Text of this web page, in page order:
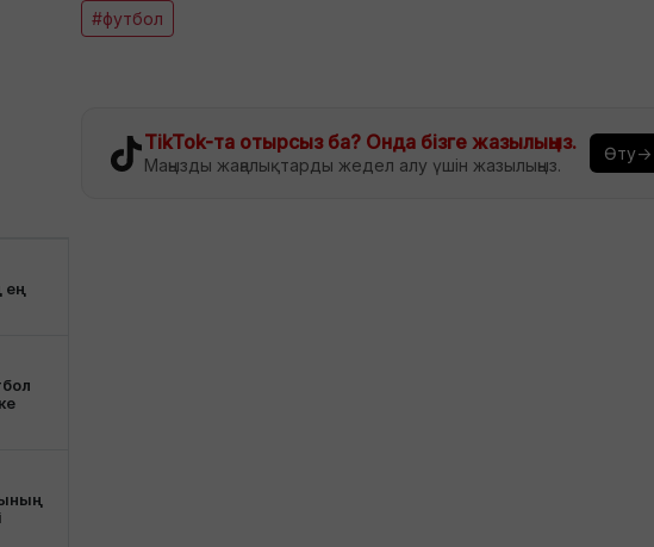
#футбол
TikTok-та отырсыз ба? Онда бізге жазылыңыз.
Маңызды жаңалықтарды жедел алу үшін жазылыңыз.
Өту→
ең